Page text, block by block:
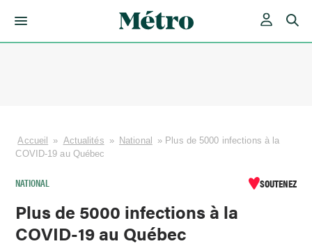
Accueil » Actualités » National » Plus de 5000 infections à la
COVID-19 au Québec
NATIONAL SOUTENEZ
Plus de 5000 infections à la
COVID-19 au Québec